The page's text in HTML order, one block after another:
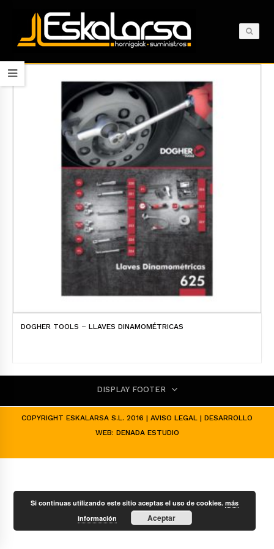
DOGHER TOOLS – LLAVES DINAMOMÉTRICAS
DISPLAY FOOTER
COPYRIGHT ESKALARSA S.L. 2016 | AVISO LEGAL | DESARROLLO
WEB: DENADA ESTUDIO
Si continuas utilizando este sitio aceptas el uso de cookies.más
información
Aceptar